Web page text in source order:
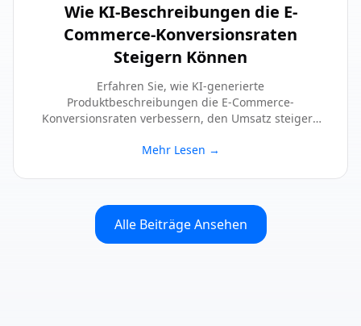
Wie KI-Beschreibungen die E-
Commerce-Konversionsraten
Steigern Können
Erfahren Sie, wie KI-generierte
Produktbeschreibungen die E-Commerce-
Konversionsraten verbessern, den Umsatz steigern
Mehr Lesen →
Alle Beiträge Ansehen